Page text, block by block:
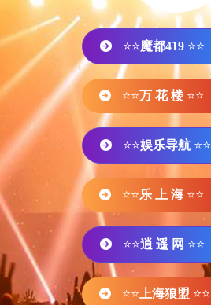
⭐⭐魔都419 ⭐⭐
⭐⭐万 花 楼 ⭐⭐
⭐⭐娱乐导航 ⭐⭐
⭐⭐乐 上 海 ⭐⭐
⭐⭐逍 遥 网 ⭐⭐
⭐⭐ 上海狼盟 ⭐⭐